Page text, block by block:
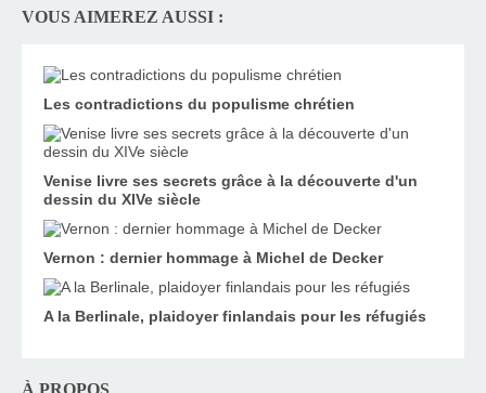
VOUS AIMEREZ AUSSI :
Les contradictions du populisme chrétien
Venise livre ses secrets grâce à la découverte d'un
dessin du XIVe siècle
Vernon : dernier hommage à Michel de Decker
A la Berlinale, plaidoyer finlandais pour les réfugiés
À PROPOS